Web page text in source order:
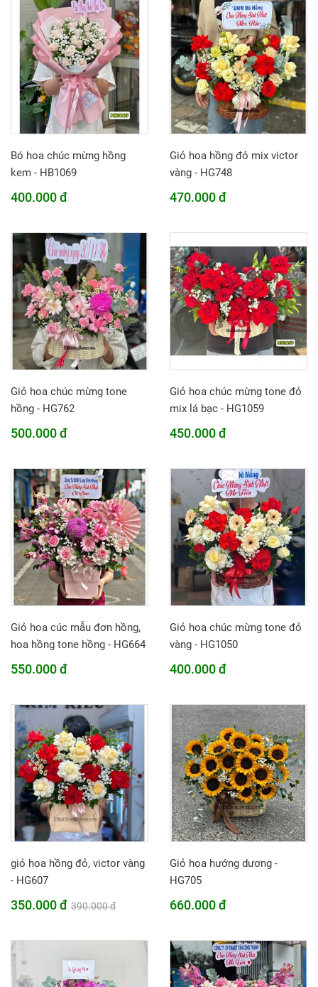
Bó hoa chúc mừng hồng
kem - HB1069
400.000 đ
Giỏ hoa hồng đỏ mix victor
vàng - HG748
470.000 đ
Giỏ hoa chúc mừng tone
hồng - HG762
500.000 đ
Giỏ hoa chúc mừng tone đỏ
mix lá bạc - HG1059
450.000 đ
Giỏ hoa cúc mẫu đơn hồng,
hoa hồng tone hồng - HG664
550.000 đ
Giỏ hoa chúc mừng tone đỏ
vàng - HG1050
400.000 đ
giỏ hoa hồng đỏ, victor vàng
- HG607
350.000 đ 390.000 đ
Giỏ hoa hướng dương -
HG705
660.000 đ